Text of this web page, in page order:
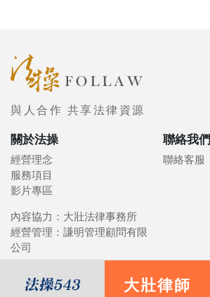
與人合作 共享法律資源
關於法操
經營理念
服務項目
影片專區
聯絡我們
聯絡客服
內容協力：大壯法律事務所
經營管理：謙明管理顧問有限
公司
大壯律師